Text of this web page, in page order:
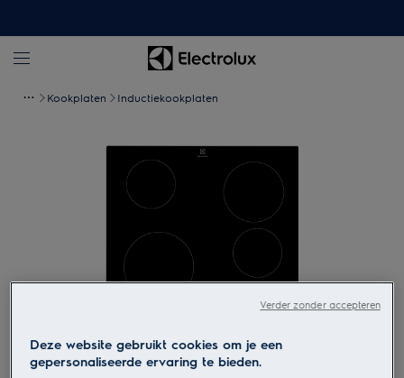
Kookplaten Inductiekookplaten
Tik om in te zoomen
Deze website gebruikt cookies om je een
gepersonaliseerde ervaring te bieden.
Verder zonder accepteren